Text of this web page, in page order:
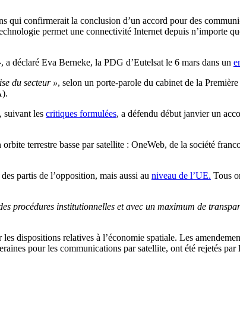
confirmerait la conclusion d’un accord pour des
permet une connectivité Internet depuis n’importe
, a déclaré Eva Berneke, la PDG d’Eutelsat le 6 mars dans un
du secteur », selon un porte-parole du cabinet de la
suivant les critiques formulées, a défendu début janvier un
terrestre basse par satellite : OneWeb, de la société
partis de l’opposition, mais aussi au niveau de l’UE. Tous
procédures institutionnelles et avec un maximum de
dispositions relatives à l’économie spatiale. Les
pour les communications par satellite, ont été rejetés